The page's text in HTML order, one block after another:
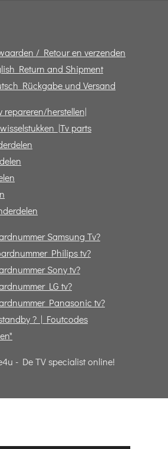
/ Retour en verzenden
Return and Shipment
Rückgabe und Versand
repareren/herstellen|
|Tv parts
Samsung Tv?
Philips tv?
Sony tv?
LG tv?
Panasonic tv?
? | Foutcodes
- De TV specialist online!